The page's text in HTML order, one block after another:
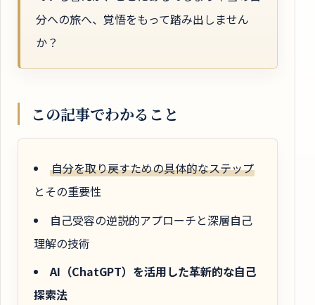
分への旅へ、覚悟をもって踏み出しません
か？
この記事でわかること
自分を取り戻すための具体的なステップ
とその重要性
自己受容の逆説的アプローチと深層自己
理解の技術
AI（ChatGPT）を活用した革新的な自己
探索法